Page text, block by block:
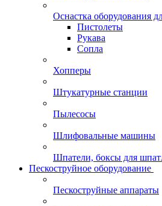
Оснастка оборудования
Пистолеты
Рукава
Сопла
Хопперы
Штукатурные станции
Пылесосы
Шлифовальные машины
Шпатели, боксы для
Пескоструйное оборудование
Пескоструйные аппараты